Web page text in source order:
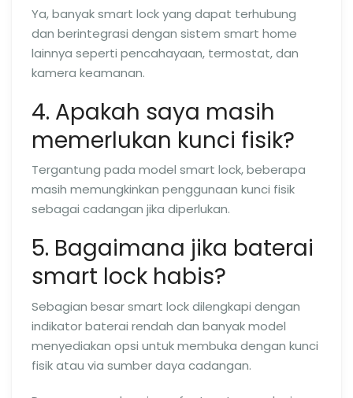
Ya, banyak smart lock yang dapat terhubung
dan berintegrasi dengan sistem smart home
lainnya seperti pencahayaan, termostat, dan
kamera keamanan.
4. Apakah saya masih
memerlukan kunci fisik?
Tergantung pada model smart lock, beberapa
masih memungkinkan penggunaan kunci fisik
sebagai cadangan jika diperlukan.
5. Bagaimana jika baterai
smart lock habis?
Sebagian besar smart lock dilengkapi dengan
indikator baterai rendah dan banyak model
menyediakan opsi untuk membuka dengan kunci
fisik atau via sumber daya cadangan.